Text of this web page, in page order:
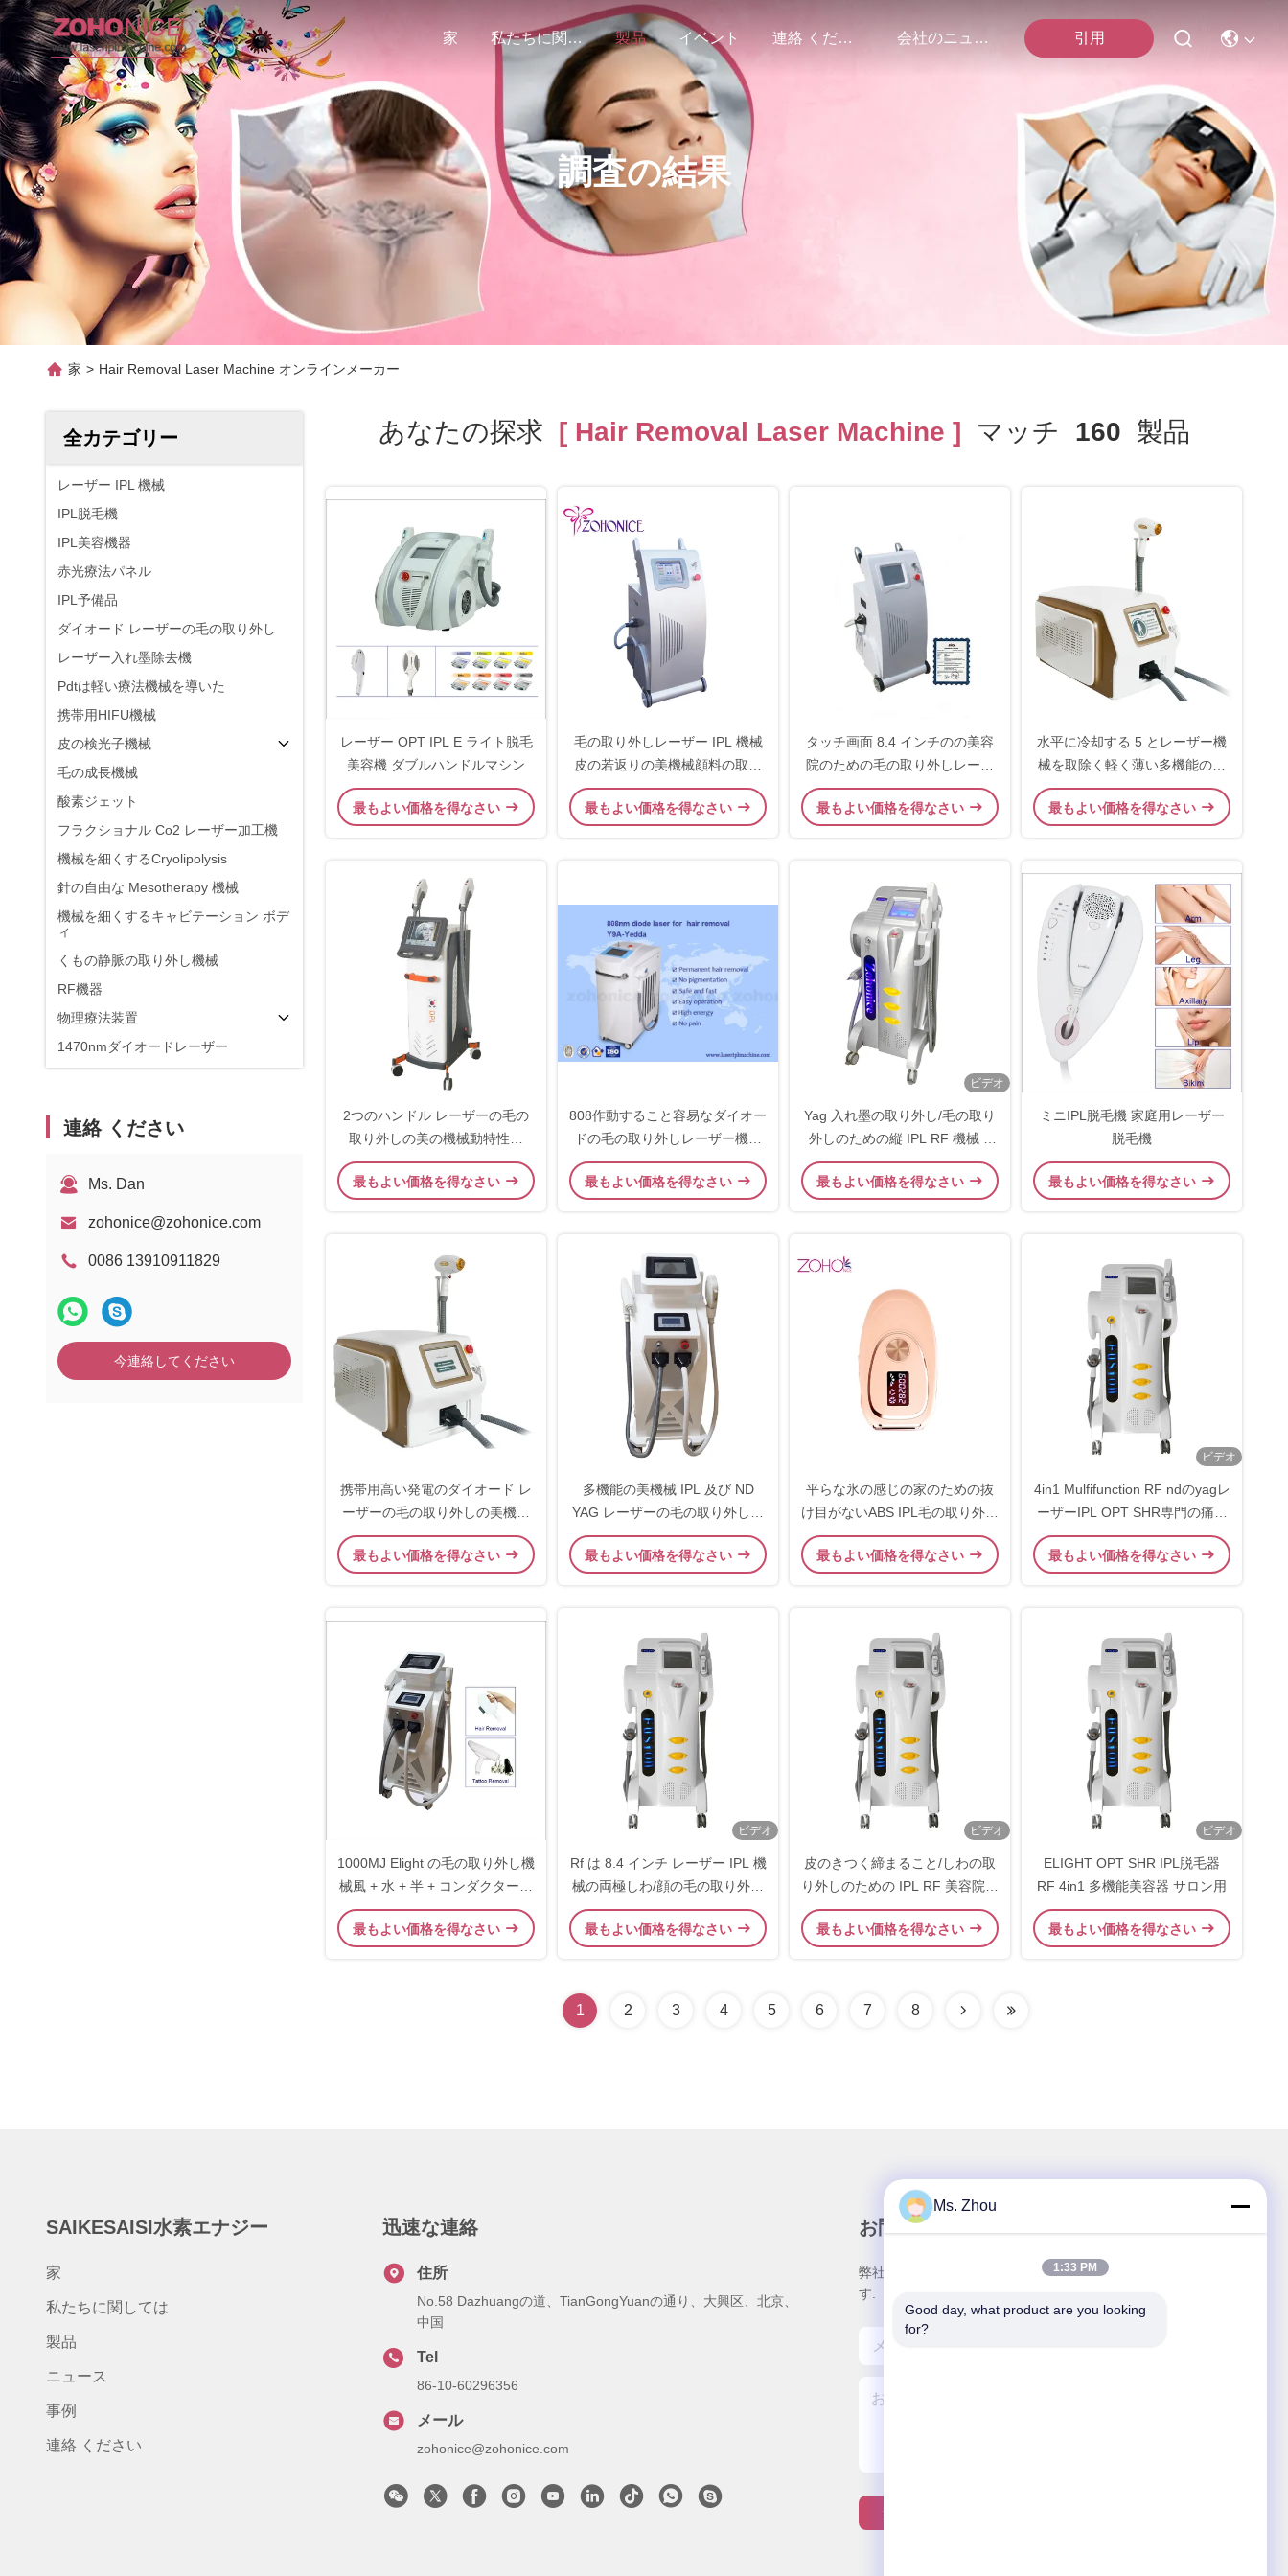
家 私たちに関しては 製品 イベント 連絡 ください 会社のニュース 引用
調査の結果
家 > Hair Removal Laser Machine オンラインメーカー
全カテゴリー
レーザー IPL 機械
IPL脱毛機
IPL美容機器
赤光療法パネル
IPL予備品
ダイオード レーザーの毛の取り外し
レーザー入れ墨除去機
Pdtは軽い療法機械を導いた
携帯用HIFU機械
皮の検光子機械
毛の成長機械
酸素ジェット
フラクショナル Co2 レーザー加工機
機械を細くするCryolipolysis
針の自由な Mesotherapy 機械
機械を細くするキャビテーション ボデ
ィ
くもの静脈の取り外し機械
RF機器
物理療法装置
1470nmダイオードレーザー
連絡 ください
Ms. Dan
zohonice@zohonice.com
0086 13910911829
今連絡してください
あなたの探求 [ Hair Removal Laser Machine ] マッチ 160 製品
レーザー OPT IPL E ライト脱毛
美容機 ダブルハンドルマシン
最もよい価格を得なさい
毛の取り外しレーザー IPL 機械
皮の若返りの美機械顔料の取り
外し
最もよい価格を得なさい
タッチ画面 8.4 インチのの美容
院のための毛の取り外しレーザ
ー IPL 機械色の
最もよい価格を得なさい
水平に冷却する 5 とレーザー機
械を取除く軽く薄い多機能の美
の毛
最もよい価格を得なさい
2つのハンドル レーザーの毛の
取り外しの美の機械動特性の
PulstライトDpl
最もよい価格を得なさい
808作動すること容易なダイオー
ドの毛の取り外しレーザー機械
12×12mm点サイズ
最もよい価格を得なさい
ビデオ
Yag 入れ墨の取り外し/毛の取り
外しのための縦 IPL RF 機械 E
ライト
最もよい価格を得なさい
ミニIPL脱毛機 家庭用レーザー
脱毛機
最もよい価格を得なさい
携帯用高い発電のダイオード レ
ーザーの毛の取り外しの美機械
808nm
最もよい価格を得なさい
多機能の美機械 IPL 及び ND
YAG レーザーの毛の取り外しの
専門家
最もよい価格を得なさい
平らな氷の感じの家のための抜
け目がないABS IPL毛の取り外し
の美機械
最もよい価格を得なさい
ビデオ
4in1 Mulfifunction RF ndのyagレ
ーザーIPL OPT SHR専門の痛み
のないレーザーの毛の取り外し
機械
最もよい価格を得なさい
1000MJ Elight の毛の取り外し機
械風 + 水 + 半 + コンダクターの
冷却装置
最もよい価格を得なさい
ビデオ
Rf は 8.4 インチ レーザー IPL 機
械の両極しわ/顔の毛の取り外し
のための皮を剥ぎます
最もよい価格を得なさい
ビデオ
皮のきつく締まること/しわの取
り外しのための IPL RF 美容院の
毛の取り外し
最もよい価格を得なさい
ビデオ
ELIGHT OPT SHR IPL脱毛器
RF 4in1 多機能美容器 サロン用
最もよい価格を得なさい
1 2 3 4 5 6 7 8
SAIKESAISI水素エナジー
家
私たちに関しては
製品
ニュース
事例
連絡 ください
迅速な連絡
住所
No.58 Dazhuangの道、TianGongYuanの通り、大興区、北京、
中国
Tel
86-10-60296356
メール
zohonice@zohonice.com
お問い合わせ
弊社製品についてのお問い合わせは、こちらで受付しておりま
す.
連絡 ください
Ms. Zhou
1:33 PM
Good day, what product are you looking
for?